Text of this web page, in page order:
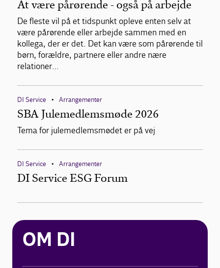
At være pårørende - også på arbejde
De fleste vil på et tidspunkt opleve enten selv at
være pårørende eller arbejde sammen med en
kollega, der er det. Det kan være som pårørende til
børn, forældre, partnere eller andre nære
relationer…
DI Service • Arrangementer
SBA Julemedlemsmøde 2026
Tema for julemedlemsmødet er på vej
DI Service • Arrangementer
DI Service ESG Forum
OM DI